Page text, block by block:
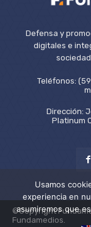
Defensa y
digitales e
Teléfonos:
Dirección:
Platinum
©Copyright
Fundamedios.
Usamos
experiencia en
asumiremos que